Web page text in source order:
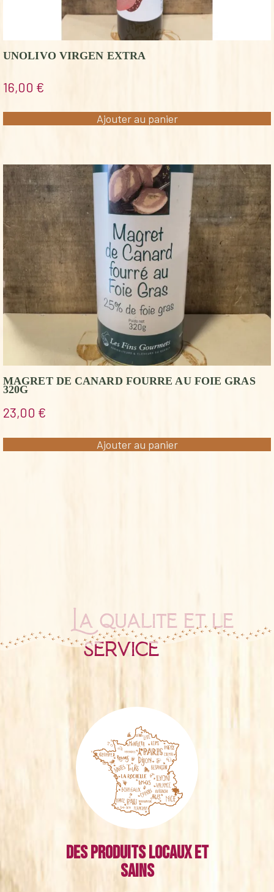
UNOLIVO VIRGEN EXTRA
16,00 €
Ajouter au panier
MAGRET DE CANARD FOURRE AU FOIE GRAS
320G
23,00 €
Ajouter au panier
La qualité et le
service
Des produits locaux et
sains